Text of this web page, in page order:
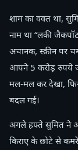
शाम का वक्त था,
नाम था “लकी
अचानक, स्क्रीन पर
आपने 5 करोड़ रुपये
मल-मल कर देखा,
बदल गई।
अगले हफ्ते सुमित ने
किराए के छोटे से